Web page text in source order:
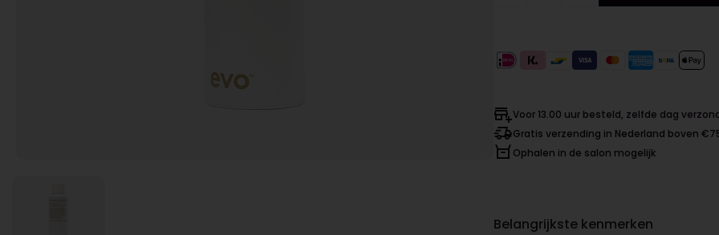
Voor 13.00 uur besteld, zelfde dag
Gratis verzending in Nederland boven
Ophalen in de salon mogelijk
Belangrijkste kenmerken